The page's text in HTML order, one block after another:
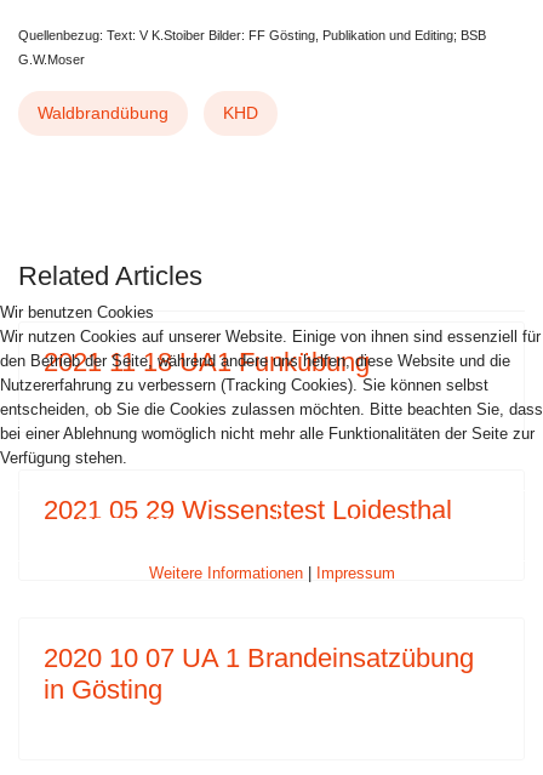
Quellenbezug: Text: V K.Stoiber Bilder: FF Gösting, Publikation und Editing; BSB
G.W.Moser
Waldbrandübung KHD
Related Articles
2021 11 18 UA1 Funkübung
2021 05 29 Wissenstest Loidesthal
2020 10 07 UA 1 Brandeinsatzübung
in Gösting
Wir benutzen Cookies
Wir nutzen Cookies auf unserer Website. Einige von ihnen sind essenziell für
den Betrieb der Seite, während andere uns helfen, diese Website und die
Nutzererfahrung zu verbessern (Tracking Cookies). Sie können selbst
entscheiden, ob Sie die Cookies zulassen möchten. Bitte beachten Sie, dass
bei einer Ablehnung womöglich nicht mehr alle Funktionalitäten der Seite zur
Verfügung stehen.
AKZEPTIEREN ABLEHNEN
Weitere Informationen| Impressum